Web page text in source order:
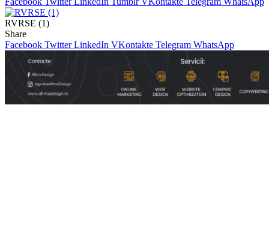
RVRSE (1)
Share
Facebook Twitter LinkedIn VKontakte Telegram WhatsApp